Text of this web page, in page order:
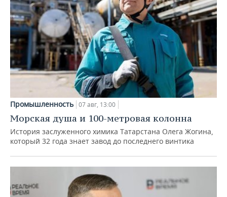
Промышленность 07 авг, 13:00
Морская душа и 100-метровая колонна
История заслуженного химика Татарстана Олега Жогина,
который 32 года знает завод до последнего винтика